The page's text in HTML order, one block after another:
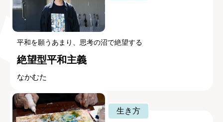
平和を願うあまり、思考の沼で絶望する
絶望型平和主義
なかむた
生き方